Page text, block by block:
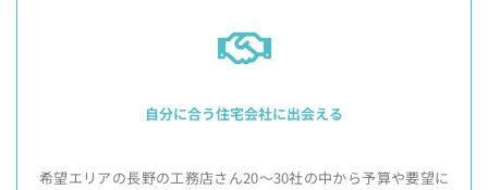
自分に合う住宅会社に出会える
希望エリアの長野の工務店さん20～30社の中から予算や要望に